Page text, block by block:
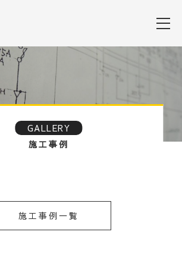
GALLERY
施工事例
施工事例一覧